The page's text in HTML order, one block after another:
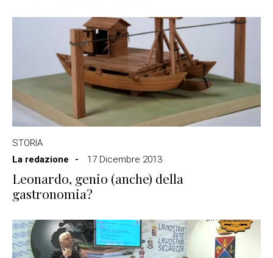
STORIA
La redazione
17 Dicembre 2013
Leonardo, genio (anche) della
gastronomia?